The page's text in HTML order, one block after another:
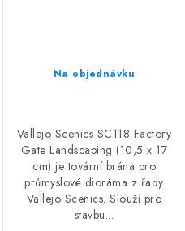
Na objednávku
Vallejo Scenics SC118 Factory
Gate Landscaping (10,5 x 17
cm) je tovární brána pro
průmyslové dioráma z řady
Vallejo Scenics. Slouží pro
stavbu...